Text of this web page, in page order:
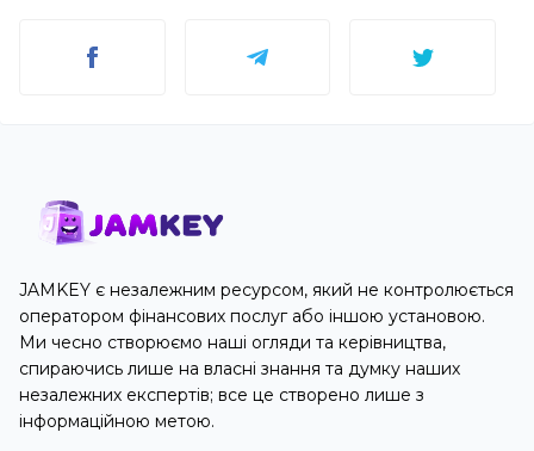
JAMKEY є незалежним ресурсом, який не контролюється
оператором фінансових послуг або іншою установою.
Ми чесно створюємо наші огляди та керівництва,
спираючись лише на власні знання та думку наших
незалежних експертів; все це створено лише з
інформаційною метою.